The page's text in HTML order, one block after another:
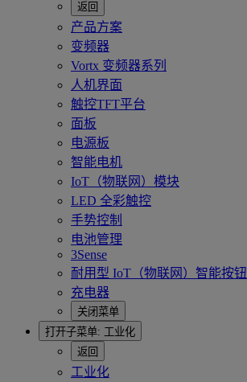
返回
产品方案
变频器
Vortx 变频器系列
人机界面
触控TFT平台
面板
电源板
智能电机
IoT（物联网）模块
LED 全彩触控
手势控制
电池管理
3Sense
耐用型 IoT（物联网）智能按钮
充电器
关闭菜单
打开子菜单: 工业化
返回
工业化